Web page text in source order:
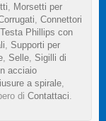
Morsetti per
Connettori
Phillips con
Supporti per
Selle Sigilli di
acciaio
a spirale
di Contattaci